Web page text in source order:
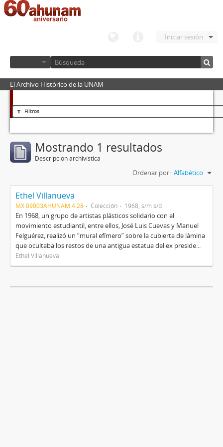
Iniciar sesión
El Archivo Histórico de la UNAM
Filtros
Mostrando 1 resultados
Descripción archivística
Ordenar por: Alfabético
Ethel Villanueva
MX 09003AHUNAM 4.28 Colección 1968, s/m s/d
En 1968, un grupo de artistas plásticos solidario con el
movimiento estudiantil, entre ellos, José Luis Cuevas y Manuel
Felguérez, realizó un “mural efímero” sobre la cubierta de lámina
que ocultaba los restos de una antigua estatua del ex preside...
Ethel Villanueva